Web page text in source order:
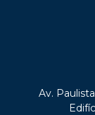
Av.